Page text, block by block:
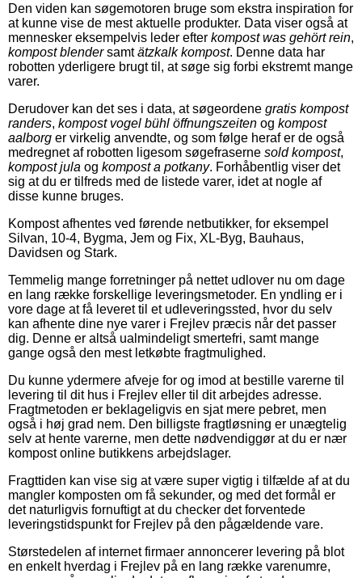
Den viden kan søgemotoren bruge som ekstra inspiration for
at kunne vise de mest aktuelle produkter. Data viser også at
mennesker eksempelvis leder efter kompost was gehört rein,
kompost blendersamtätzkalk kompost. Denne data har
robotten yderligere brugt til, at søge sig forbi ekstremt mange
varer.
Derudover kan det ses i data, at søgeordene gratis kompost
randers, kompost vogel bühl öffnungszeiten og kompost
aalborg er virkelig anvendte, og som følge heraf er de også
medregnet af robotten ligesom søgefraserne sold kompost,
kompost jula og kompost a potkany. Forhåbentlig viser det
sig at du er tilfreds med de listede varer, idet at nogle af
disse kunne bruges.
Kompost afhentes ved førende netbutikker, for eksempel
Silvan, 10-4, Bygma, Jem og Fix, XL-Byg, Bauhaus,
Davidsen og Stark.
Temmelig mange forretninger på nettet udlover nu om dage
en lang række forskellige leveringsmetoder. En yndling er i
vore dage at få leveret til et udleveringssted, hvor du selv
kan afhente dine nye varer i Frejlev præcis når det passer
dig. Denne er altså ualmindeligt smertefri, samt mange
gange også den mest letkøbte fragtmulighed.
Du kunne ydermere afveje for og imod at bestille varerne til
levering til dit hus i Frejlev eller til dit arbejdes adresse.
Fragtmetoden er beklageligvis en sjat mere pebret, men
også i høj grad nem. Den billigste fragtløsning er unægtelig
selv at hente varerne, men dette nødvendiggør at du er nær
kompost online butikkens arbejdslager.
Fragttiden kan vise sig at være super vigtig i tilfælde af at du
mangler komposten om få sekunder, og med det formål er
det naturligvis fornuftigt at du checker det forventede
leveringstidspunkt for Frejlev på den pågældende vare.
Størstedelen af internet firmaer annoncerer levering på blot
en enkelt hverdag i Frejlev på en lang række varenumre,